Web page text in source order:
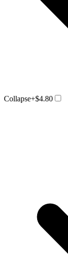
Collapse+$4.80